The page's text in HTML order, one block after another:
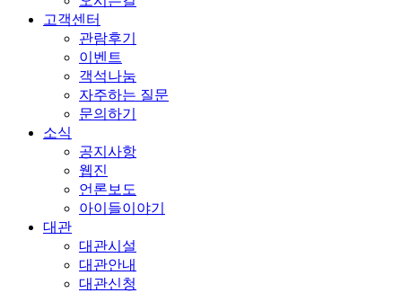
고객센터
관람후기
이벤트
객석나눔
자주하는 질문
문의하기
소식
공지사항
웹진
언론보도
아이들이야기
대관
대관시설
대관안내
대관신청